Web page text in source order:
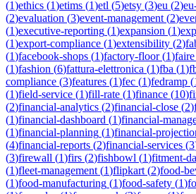
(1)ethics (1)etims (1)etl (5)etsy (3)eu (2)
(2)evaluation (3)event-management (2)
(1)executive-reporting (1)expansion (1)
(1)export-compliance (1)extensibility (2)
(1)facebook-shops (1)factory-floor(1)faire
(1)fashion (6)fattura-elettronica (1)fba (1)
compliance (3)features (1)fec (1)fedramp (
(1)field-service (1)fill-rate (1)finance (10)
(2)financial-analytics (2)financial-close (2)
(1)financial-dashboard (1)financial-
(1)financial-planning (1)financial-
(4)financial-reports (2)financial-services (3
(3)firewall (1)firs (2)fishbowl (1)fitment-
(1)fleet-management (1)flipkart (2)food-
(1)food-manufacturing (1)food-safety (1)